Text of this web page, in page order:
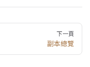
下一頁
副本總覽